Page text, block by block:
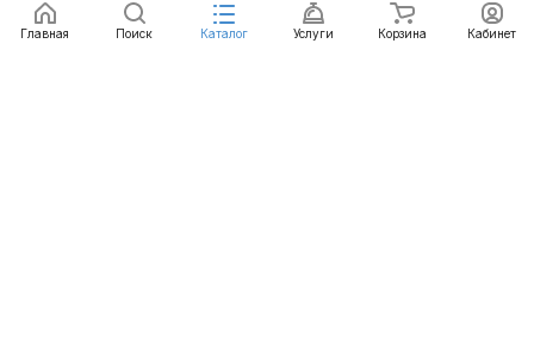
Главная Поиск Каталог Услуги Корзина Кабинет